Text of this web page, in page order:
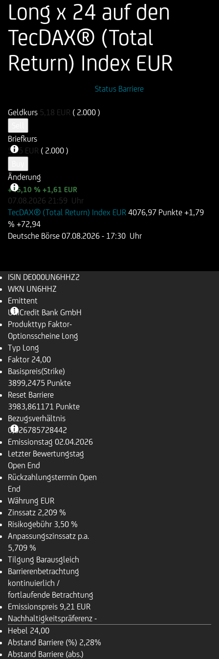
Long x 24 auf den
TecDAX® (Total
Return) Index EUR
Status Barriere
Geldkurs 5,18 EUR ( 2.000 )
Briefkurs
5,55 EUR ( 2.000 )
Änderung
+45,10 % +1,61 EUR
07.08.2026 21:59 Uhr
TecDAX® (Total Return) Index EUR 4076,97 Punkte +1,79
% +72,94
Deutsche Börse 07.08.2026 - 17:30 Uhr
ISIN DE000UN6HHZ2
WKN UN6HHZ
Emittent
UniCredit Bank GmbH
Produkttyp Faktor-
Optionsscheine Long
Typ Long
Faktor 24,00
Basispreis(Strike)
3899,2475 Punkte
Reset Barriere
3983,861171 Punkte
Bezugsverhältnis
0,026785728442
Emissionstag 02.04.2026
Letzter Bewertungstag
Open End
Rückzahlungstermin Open
End
Währung EUR
Zinssatz 2,209 %
Risikogebühr 3,50 %
Anpassungszinssatz p.a.
5,709 %
Tilgung Barausgleich
Barrierenbetrachtung
kontinuierlich /
fortlaufende Betrachtung
Emissionspreis 9,21 EUR
Nachhaltigkeitspräferenz -
Hebel 24,00
Abstand Barriere (%) 2,28%
Abstand Barriere (abs.)